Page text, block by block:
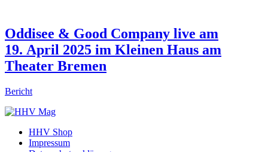
Oddisee & Good Company live am
19. April 2025 im Kleinen Haus am
Theater Bremen
Bericht
HHV Shop
Impressum